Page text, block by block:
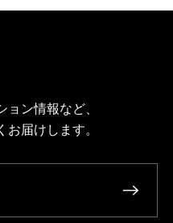
ン情報など、
届けします。